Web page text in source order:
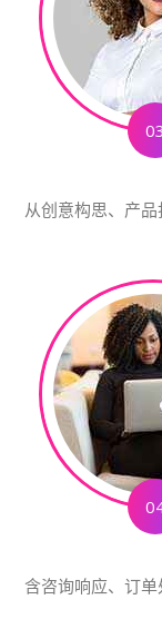
03
从创意构思、产
含咨询响应、订